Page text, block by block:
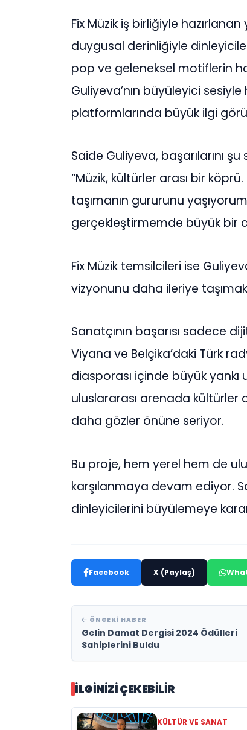
Fix Müzik iş birliğiyle
duygusal derinliğiyle
pop ve geleneksel motiflerin
Guliyeva’nın büyüleyici
platformlarında büyük ilgi
Saide Guliyeva, başarılarını
“Müzik, kültürler arası bir
taşımanın gururunu
gerçekleştirmemde büyük bir
Fix Müzik temsilcileri ise
vizyonunu daha ileriye
Sanatçının başarısı sadece
Viyana ve Belçika’daki Türk
diasporası içinde büyük yankı
uluslararası arenada kültürler
daha gözler önüne seriyor.
Bu proje, hem yerel hem de
karşılanmaya devam ediyor.
dinleyicilerini büyülemeye
Facebook X (Paylaş)
ÖNCEKI HABER
Gelin Damat Dergisi 2024 Ödülleri
Sahiplerini Buldu
İLGINIZI ÇEKEBILIR
KÜLTÜR VE SANAT